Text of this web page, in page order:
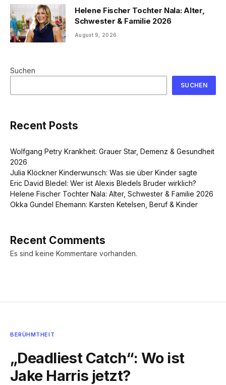
Helene Fischer Tochter Nala: Alter,
Schwester & Familie 2026
August 9, 2026
Suchen
SUCHEN
Recent Posts
Wolfgang Petry Krankheit: Grauer Star, Demenz & Gesundheit
2026
Julia Klöckner Kinderwunsch: Was sie über Kinder sagte
Eric David Bledel: Wer ist Alexis Bledels Bruder wirklich?
Helene Fischer Tochter Nala: Alter, Schwester & Familie 2026
Okka Gundel Ehemann: Karsten Ketelsen, Beruf & Kinder
Recent Comments
Es sind keine Kommentare vorhanden.
BERÜHMTHEIT
„Deadliest Catch“: Wo ist
Jake Harris jetzt?